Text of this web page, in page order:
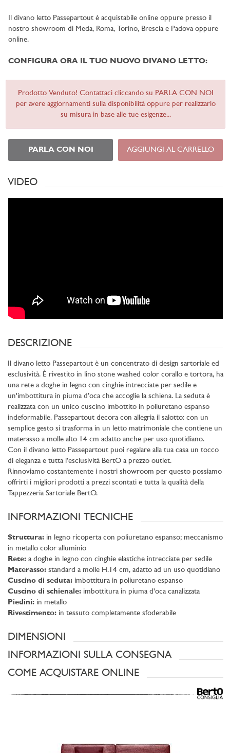
Il divano letto Passepartout è acquistabile online oppure presso il
nostro showroom di Meda, Roma, Torino, Brescia e Padova oppure
online.
CONFIGURA ORA IL TUO NUOVO DIVANO LETTO:
Prodotto Venduto! Contattaci cliccando su PARLA CON NOI
per avere aggiornamenti sulla disponibilità oppure per realizzarlo
su misura in base alle tue esigenze...
PARLA CON NOI AGGIUNGI AL CARRELLO
VIDEO
DESCRIZIONE
Il divano letto Passepartout è un concentrato di design sartoriale ed
esclusività. È rivestito in lino stone washed color corallo e tortora, ha
una rete a doghe in legno con cinghie intrecciate per sedile e
un'imbottitura in piuma d’oca che accoglie la schiena. La seduta è
realizzata con un unico cuscino imbottito in poliuretano espanso
indeformabile. Passepartout decora con allegria il salotto: con un
semplice gesto si trasforma in un letto matrimoniale che contiene un
materasso a molle alto 14 cm adatto anche per uso quotidiano.
Con il divano letto Passepartout puoi regalare alla tua casa un tocco
di eleganza e tutta l’esclusività BertO a prezzo outlet.
Rinnoviamo costantemente i nostri showroom per questo possiamo
offrirti i migliori prodotti a prezzi scontati e tutta la qualità della
Tappezzeria Sartoriale BertO.
INFORMAZIONI TECNICHE
Struttura: in legno ricoperta con poliuretano espanso; meccanismo
in metallo color alluminio
Rete: a doghe in legno con cinghie elastiche intrecciate per sedile
Materasso: standard a molle H.14 cm, adatto ad un uso quotidiano
Cuscino di seduta: imbottitura in poliuretano espanso
Cuscino di schienale: imbottitura in piuma d'oca canalizzata
Piedini: in metallo
Rivestimento: in tessuto completamente sfoderabile
DIMENSIONI
INFORMAZIONI SULLA CONSEGNA
COME ACQUISTARE ONLINE